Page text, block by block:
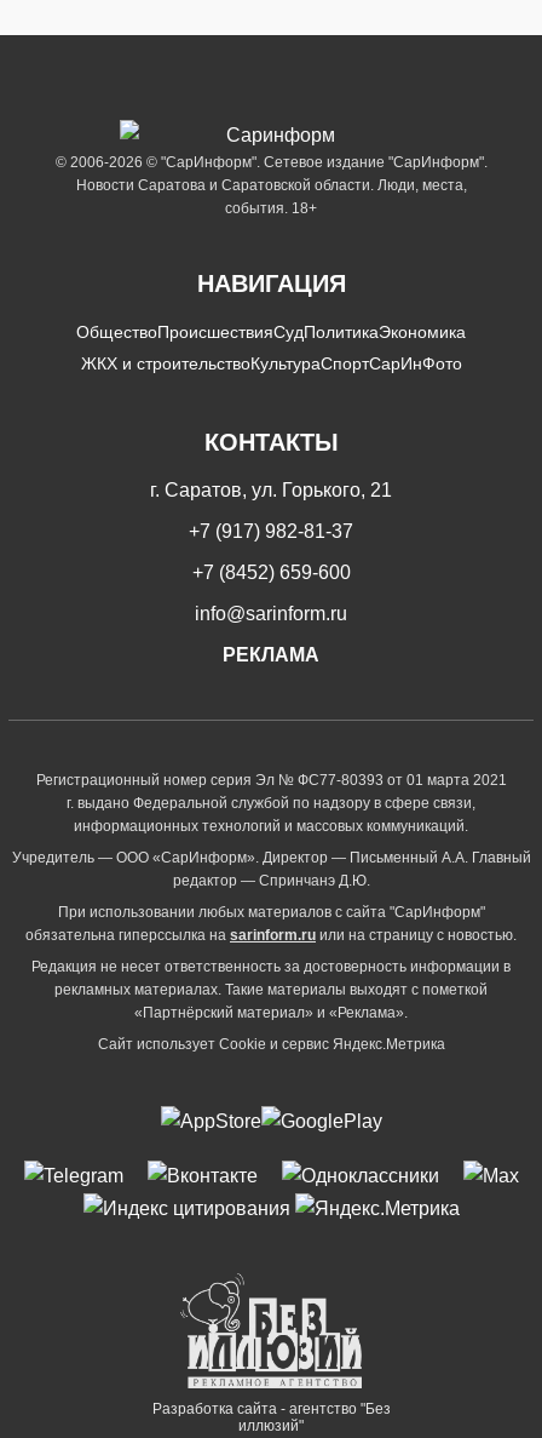
© 2006-2026 © "СарИнформ". Сетевое издание "СарИнформ".
Новости Саратова и Саратовской области. Люди, места,
события. 18+
НАВИГАЦИЯ
ОбществоПроисшествияСудПолитикаЭкономика
ЖКХ и строительствоКультураСпортСарИнФото
КОНТАКТЫ
г. Саратов, ул. Горького, 21
+7 (917) 982-81-37
+7 (8452) 659-600
info@sarinform.ru
РЕКЛАМА
Регистрационный номер серия Эл № ФС77-80393 от 01 марта 2021
г. выдано Федеральной службой по надзору в сфере связи,
информационных технологий и массовых коммуникаций.
Учредитель — ООО «СарИнформ». Директор — Письменный А.А. Главный
редактор — Спринчанэ Д.Ю.
При использовании любых материалов с сайта "СарИнформ"
обязательна гиперссылка на sarinform.ru или на страницу с новостью.
Редакция не несет ответственность за достоверность информации в
рекламных материалах. Такие материалы выходят с пометкой
«Партнёрский материал» и «Реклама».
Сайт использует Cookie и сервиc Яндекс.Метрика
Разработка сайта - агентство "Без
иллюзий"